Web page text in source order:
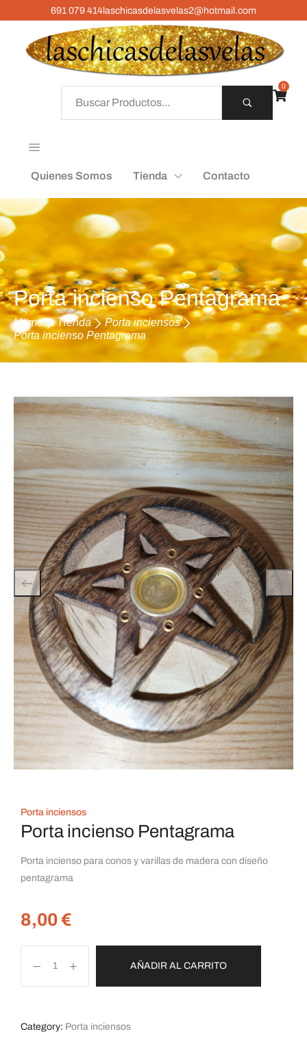
691 079 414laschicasdelasvelas2@hotmail.com
Quienes Somos Tienda Contacto
0
Porta incienso Pentagrama
Home Tienda
Porta inciensos
Porta incienso Pentagrama
Porta inciensos
Porta incienso Pentagrama
Porta incienso para conos y varillas de madera con diseño
pentagrama
8,00€
AÑADIR AL CARRITO
Category: Porta inciensos